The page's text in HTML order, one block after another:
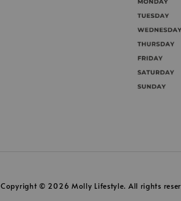
Copyright © 2026 Molly Lifestyle. All rights